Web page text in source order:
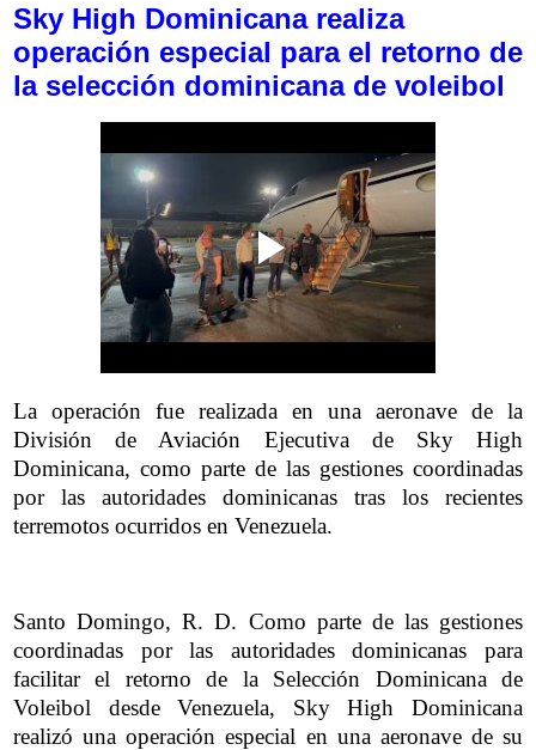
Sky High Dominicana realiza
operación especial para el retorno de
la selección dominicana de voleibol
La operación fue realizada en una aeronave de la
División de Aviación Ejecutiva de Sky High
Dominicana, como parte de las gestiones coordinadas
por las autoridades dominicanas tras los recientes
terremotos ocurridos en Venezuela.
Santo Domingo, R. D. Como parte de las gestiones
coordinadas por las autoridades dominicanas para
facilitar el retorno de la Selección Dominicana de
Voleibol desde Venezuela, Sky High Dominicana
realizó una operación especial en una aeronave de su